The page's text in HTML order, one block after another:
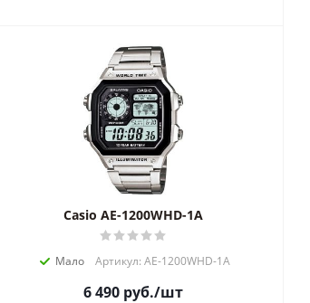
Casio AE-1200WHD-1A
Мало Артикул: AE-1200WHD-1A
6 490 руб./шт